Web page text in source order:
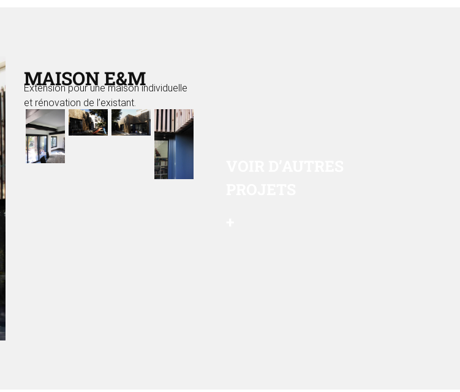
MAISON E&M
Extension pour une maison individuelle
et rénovation de l’existant.